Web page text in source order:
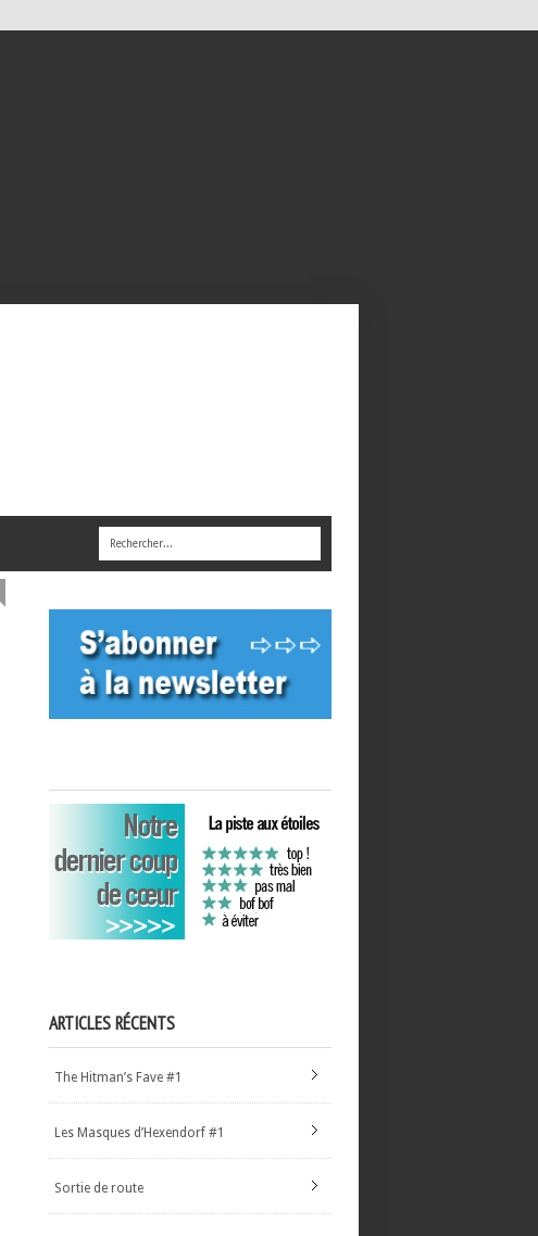
ARTICLES RÉCENTS
The Hitman’s Fave #1
Les Masques d’Hexendorf #1
Sortie de route